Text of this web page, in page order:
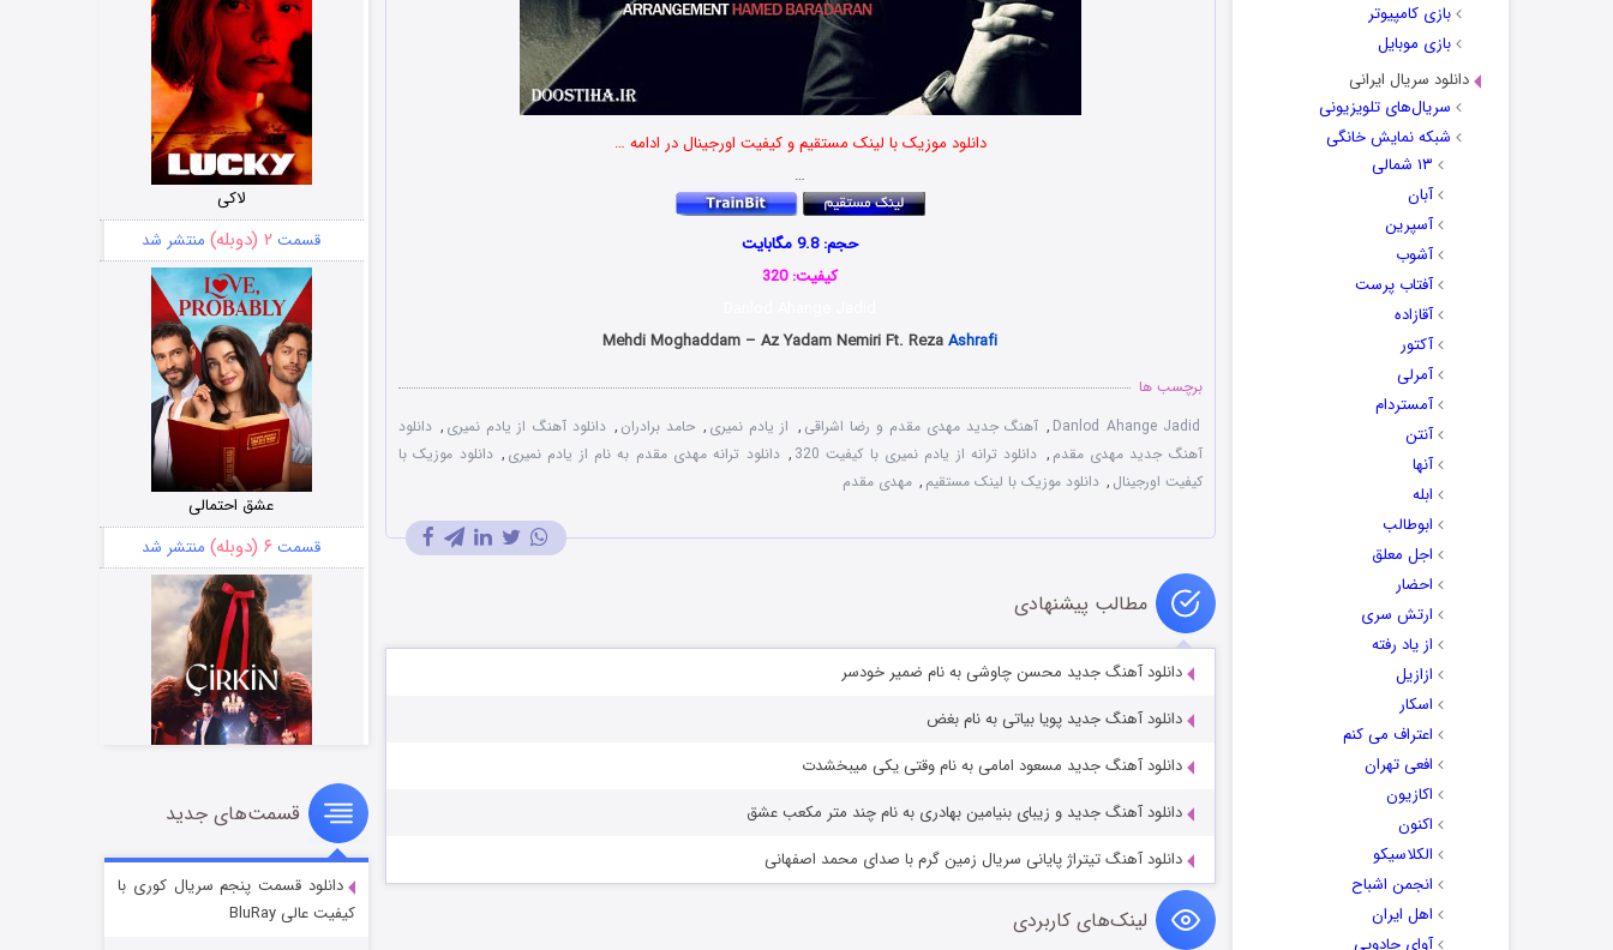
بازی کامپیوتر
بازی موبایل
دانلود سریال ایرانی
سریال‌های تلویزیونی
شبکه نمایش خانگی
۱۳ شمالی
آبان
آسپرین
آشوب
آفتاب پرست
آقازاده
آکتور
آمرلی
آمستردام
آنتن
آنها
ابله
ابوطالب
اجل معلق
احضار
ارتش سری
از یاد رفته
ازازیل
اسکار
اعتراف می کنم
افعی تهران
اکازیون
اکنون
الکلاسیکو
انجمن اشباح
اهل ایران
آوای جادویی
دانلود موزیک با لینک مستقیم و کیفیت اورجینال در ادامه …
…
حجم: 9.8 مگابایت
کیفیت: 320
Mehdi Moghaddam – Az Yadam Nemiri Ft. RezaAshrafi
برچسب ها
Danlod Ahange Jadid
, آهنگ جدید مهدی مقدم و رضا اشراقی , از یادم نمیری , حامد برادران , دانلود آهنگ از یادم نمیری , دانلود
آهنگ جدید مهدی مقدم , دانلود ترانه از یادم نمیری با کیفیت 320 , دانلود ترانه مهدی مقدم به نام از یادم نمیری , دانلود موزیک با
کیفیت اورجینال , دانلود موزیک با لینک مستقیم , مهدی مقدم
مطالب پیشنهادی
دانلود آهنگ جدید محسن چاوشی به نام ضمیر خودسر
دانلود آهنگ جدید پویا بیاتی به نام بغض
دانلود آهنگ جدید مسعود امامی به نام وقتی یکی میبخشدت
دانلود آهنگ جدید و زیبای بنیامین بهادری به نام چند متر مکعب عشق
دانلود آهنگ تیتراژ پایانی سریال زمین گرم با صدای محمد اصفهانی
لینک‌های کاربردی
لاکی
قسمت ۲ (دوبله) منتشر شد
عشق احتمالی
قسمت ۶ (دوبله) منتشر شد
سریال زشت
قسمت۵ (زیرنویس) منتشر شد
قسمت‌های جدید
دانلود قسمت پنجم سریال کوری با
کیفیت عالی BluRay